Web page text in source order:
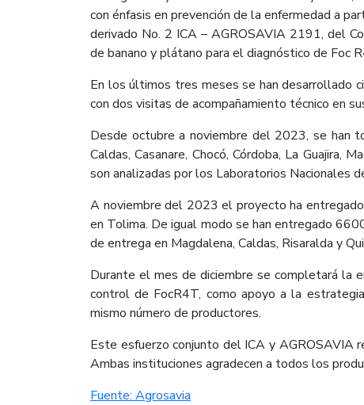
con énfasis en prevención de la enfermedad a
derivado No. 2 ICA – AGROSAVIA 2191, del
de banano y plátano para el diagnóstico de Foc
En los últimos tres meses se han desarrollado
con dos visitas de acompañamiento técnico en
Desde octubre a noviembre del 2023, se han
Caldas, Casanare, Chocó, Córdoba, La Guajira,
son analizadas por los Laboratorios Nacionales
A noviembre del 2023 el proyecto ha
en Tolima. De igual modo se han entregado
de entrega en Magdalena, Caldas, Risaralda y
Durante el mes de diciembre se completará la
control de FocR4T, como apoyo a la
mismo número de productores.
Este esfuerzo conjunto del ICA y AGROSAVIA
Ambas instituciones agradecen a todos los
Fuente: Agrosavia​